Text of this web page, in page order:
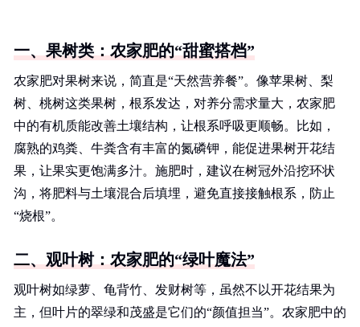
一、果树类：农家肥的“甜蜜搭档”
农家肥对果树来说，简直是“天然营养餐”。像苹果树、梨
树、桃树这类果树，根系发达，对养分需求量大，农家肥
中的有机质能改善土壤结构，让根系呼吸更顺畅。比如，
腐熟的鸡粪、牛粪含有丰富的氮磷钾，能促进果树开花结
果，让果实更饱满多汁。施肥时，建议在树冠外沿挖环状
沟，将肥料与土壤混合后填埋，避免直接接触根系，防止
“烧根”。
二、观叶树：农家肥的“绿叶魔法”
观叶树如绿萝、龟背竹、发财树等，虽然不以开花结果为
主，但叶片的翠绿和茂盛是它们的“颜值担当”。农家肥中的